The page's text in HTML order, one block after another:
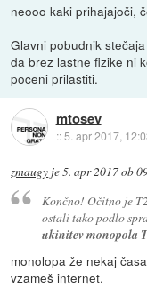
neooo kaki prihajajoči,
Glavni pobudnik
da brez lastne fizike ni
poceni prilastiti.
mtosev
::5. apr 2017,
zmaugy je5. apr 2017 ob
Končno! Očitno je
ostali tako podlo
ukinitev monopola
monolopa že nekaj
vzameš internet.